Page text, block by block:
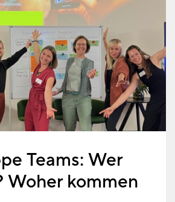
Teams: Wer
Woher kommen